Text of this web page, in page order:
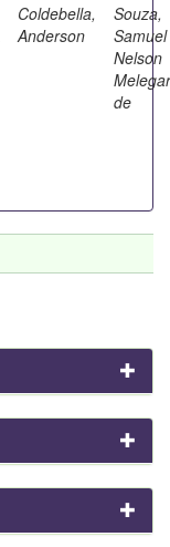
Coldebella,
Anderson
Souza,
Samuel
Nelson
de